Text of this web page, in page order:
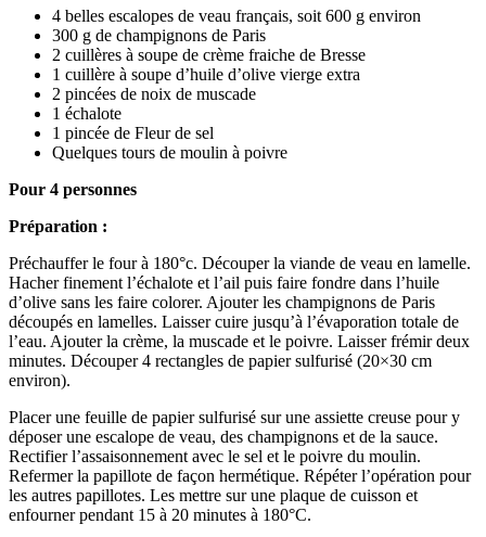
4 belles escalopes de veau français, soit 600 g environ
300 g de champignons de Paris
2 cuillères à soupe de crème fraiche de Bresse
1 cuillère à soupe d’huile d’olive vierge extra
2 pincées de noix de muscade
1 échalote
1 pincée de Fleur de sel
Quelques tours de moulin à poivre
Pour 4 personnes
Préparation :
Préchauffer le four à 180°c. Découper la viande de veau en lamelle.
Hacher finement l’échalote et l’ail puis faire fondre dans l’huile
d’olive sans les faire colorer. Ajouter les champignons de Paris
découpés en lamelles. Laisser cuire jusqu’à l’évaporation totale de
l’eau. Ajouter la crème, la muscade et le poivre. Laisser frémir deux
minutes. Découper 4 rectangles de papier sulfurisé (20×30 cm
environ).
Placer une feuille de papier sulfurisé sur une assiette creuse pour y
déposer une escalope de veau, des champignons et de la sauce.
Rectifier l’assaisonnement avec le sel et le poivre du moulin.
Refermer la papillote de façon hermétique. Répéter l’opération pour
les autres papillotes. Les mettre sur une plaque de cuisson et
enfourner pendant 15 à 20 minutes à 180°C.